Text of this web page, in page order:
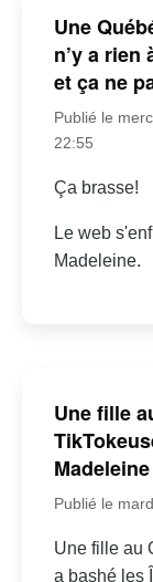
Une
n’y a rien
et ça ne
Publié le
22:55
Ça brasse!
Le web
Madeleine.
Une fille
Madeleine
Publié le
Une fille au
a bashé les